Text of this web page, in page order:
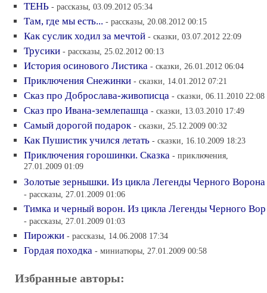
ТЕНЬ - рассказы, 03.09.2012 05:34
Там, где мы есть... - рассказы, 20.08.2012 00:15
Как суслик ходил за мечтой - сказки, 03.07.2012 22:09
Трусики - рассказы, 25.02.2012 00:13
История осинового Листика - сказки, 26.01.2012 06:04
Приключения Снежинки - сказки, 14.01.2012 07:21
Сказ про Доброслава-живописца - сказки, 06.11.2010 22:08
Сказ про Ивана-землепашца - сказки, 13.03.2010 17:49
Самый дорогой подарок - сказки, 25.12.2009 00:32
Как Пушистик учился летать - сказки, 16.10.2009 18:23
Приключения горошинки. Сказка - приключения,
27.01.2009 01:09
Золотые зернышки. Из цикла Легенды Черного Ворона
- рассказы, 27.01.2009 01:06
Тимка и черный ворон. Из цикла Легенды Черного Вор
- рассказы, 27.01.2009 01:03
Пирожки - рассказы, 14.06.2008 17:34
Гордая походка - миниатюры, 27.01.2009 00:58
Избранные авторы: